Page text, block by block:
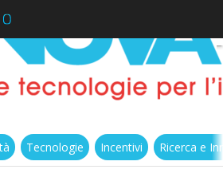
Tecnologie Incentivi Ricerca e